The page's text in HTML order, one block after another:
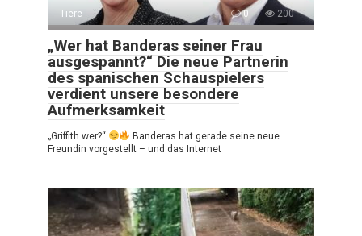
Tiere 0 200
„Wer hat Banderas seiner Frau
ausgespannt?“ Die neue Partnerin
des spanischen Schauspielers
verdient unsere besondere
Aufmerksamkeit
„Griffith wer?“
Banderas hat gerade seine neue
Freundin vorgestellt – und das Internet